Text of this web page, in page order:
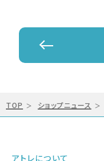
TOP ショップニュース
アトレについて